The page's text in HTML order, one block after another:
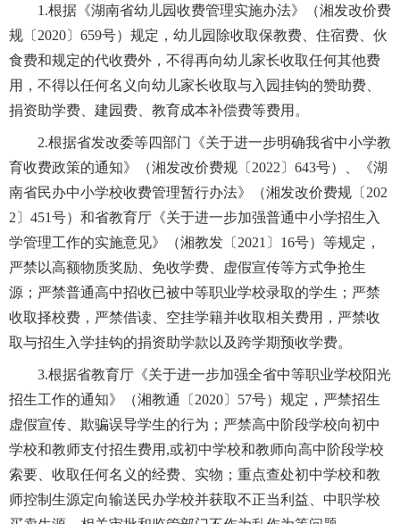
1.根据《湖南省幼儿园收费管理实施办法》（湘发改价费
规〔2020〕659号）规定，幼儿园除收取保教费、住宿费、伙
食费和规定的代收费外，不得再向幼儿家长收取任何其他费
用，不得以任何名义向幼儿家长收取与入园挂钩的赞助费、
捐资助学费、建园费、教育成本补偿费等费用。
2.根据省发改委等四部门《关于进一步明确我省中小学教
育收费政策的通知》（湘发改价费规〔2022〕643号）、《湖
南省民办中小学校收费管理暂行办法》（湘发改价费规〔202
2〕451号）和省教育厅《关于进一步加强普通中小学招生入
学管理工作的实施意见》（湘教发〔2021〕16号）等规定，
严禁以高额物质奖励、免收学费、虚假宣传等方式争抢生
源；严禁普通高中招收已被中等职业学校录取的学生；严禁
收取择校费，严禁借读、空挂学籍并收取相关费用，严禁收
取与招生入学挂钩的捐资助学款以及跨学期预收学费。
3.根据省教育厅《关于进一步加强全省中等职业学校阳光
招生工作的通知》（湘教通〔2020〕57号）规定，严禁招生
虚假宣传、欺骗误导学生的行为；严禁高中阶段学校向初中
学校和教师支付招生费用,或初中学校和教师向高中阶段学校
索要、收取任何名义的经费、实物；重点查处初中学校和教
师控制生源定向输送民办学校并获取不正当利益、中职学校